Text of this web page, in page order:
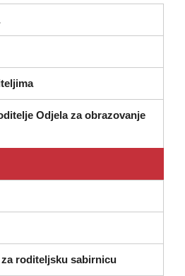
(otvara se u novom prozoru)
Odjela za obrazovanje
se u novom prozoru)
roditeljsku sabirnicu